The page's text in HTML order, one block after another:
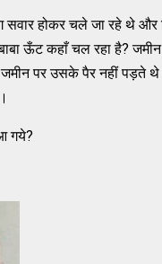
सवार होकर चले जा रहे थे
ऊँट कहाँ चल रहा है?
पर उसके पैर नहीं पड़ते थे
गये?